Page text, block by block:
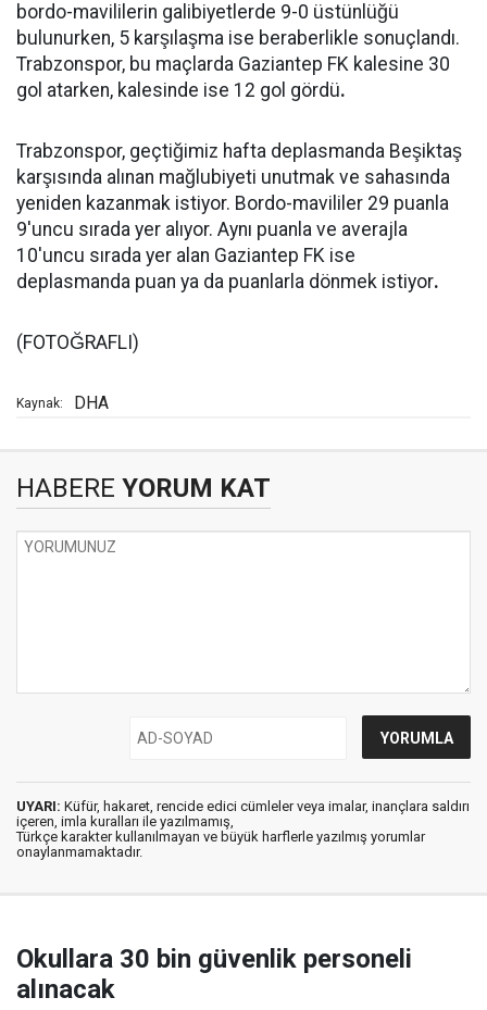
bordo-mavililerin galibiyetlerde 9-0 üstünlüğü
bulunurken, 5 karşılaşma ise beraberlikle sonuçlandı.
Trabzonspor, bu maçlarda Gaziantep FK kalesine 30
gol atarken, kalesinde ise 12 gol gördü.
Trabzonspor, geçtiğimiz hafta deplasmanda Beşiktaş
karşısında alınan mağlubiyeti unutmak ve sahasında
yeniden kazanmak istiyor. Bordo-mavililer 29 puanla
9'uncu sırada yer alıyor. Aynı puanla ve averajla
10'uncu sırada yer alan Gaziantep FK ise
deplasmanda puan ya da puanlarla dönmek istiyor.
(FOTOĞRAFLI)
Kaynak: DHA
HABERE YORUM KAT
UYARI: Küfür, hakaret, rencide edici cümleler veya imalar, inançlara saldırı
içeren, imla kuralları ile yazılmamış,
Türkçe karakter kullanılmayan ve büyük harflerle yazılmış yorumlar
onaylanmamaktadır.
Okullara 30 bin güvenlik personeli
alınacak